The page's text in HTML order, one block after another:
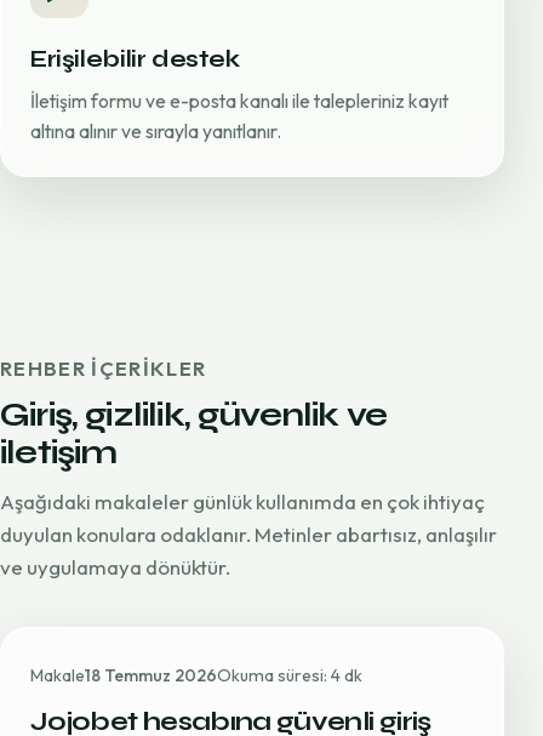
Erişilebilir destek
İletişim formu ve e-posta kanalı ile talepleriniz kayıt
altına alınır ve sırayla yanıtlanır.
REHBER IÇERIKLER
Giriş, gizlilik, güvenlik ve
iletişim
Aşağıdaki makaleler günlük kullanımda en çok ihtiyaç
duyulan konulara odaklanır. Metinler abartısız, anlaşılır
ve uygulamaya dönüktür.
Makale18 Temmuz 2026Okuma süresi: 4 dk
Jojobet hesabına güvenli giriş